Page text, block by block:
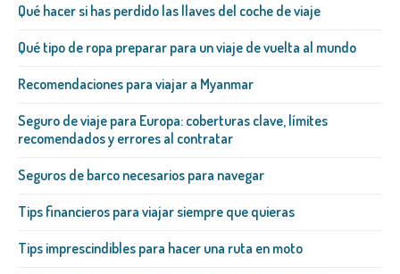
Qué hacer si has perdido las llaves del coche de viaje
Qué tipo de ropa preparar para un viaje de vuelta al mundo
Recomendaciones para viajar a Myanmar
Seguro de viaje para Europa: coberturas clave, límites
recomendados y errores al contratar
Seguros de barco necesarios para navegar
Tips financieros para viajar siempre que quieras
Tips imprescindibles para hacer una ruta en moto